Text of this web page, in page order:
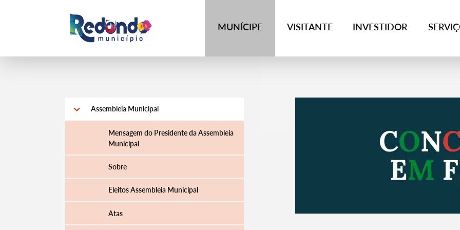
MUNÍCIPE VISITANTE INVESTIDOR
Assembleia Municipal
Mensagem do Presidente da Assembleia
Municipal
Sobre
Eleitos Assembleia Municipal
Atas